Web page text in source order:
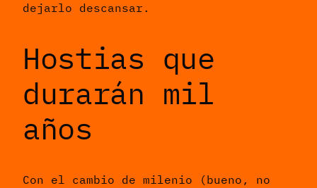
dejarlo descansar.
Hostias que
durarán mil
años
Con el cambio de milenio (bueno, no